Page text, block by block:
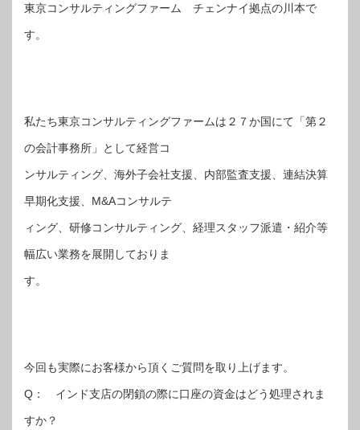
東京コンサルティングファーム チェンナイ拠点の川本で
す。
私たち東京コンサルティングファームは２７か国にて「第２
の会計事務所」として経営コ
ンサルティング、海外子会社支援、内部監査支援、連結決算
早期化支援、M&Aコンサルテ
ィング、研修コンサルティング、経理スタッフ派遣・紹介等
幅広い業務を展開しておりま
す。
今回も実際にお客様から頂くご質問を取り上げます。
Q： インド支店の閉鎖の際に口座の資金はどう処理されま
すか？